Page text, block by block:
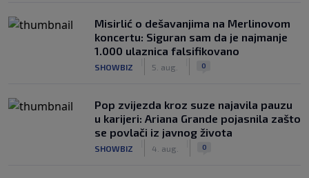
Misirlić o dešavanjima na Merlinovom
koncertu: Siguran sam da je najmanje
1.000 ulaznica falsifikovano
SHOWBIZ 5. aug. 0
Pop zvijezda kroz suze najavila pauzu
u karijeri: Ariana Grande pojasnila zašto
se povlači iz javnog života
SHOWBIZ 4. aug. 0